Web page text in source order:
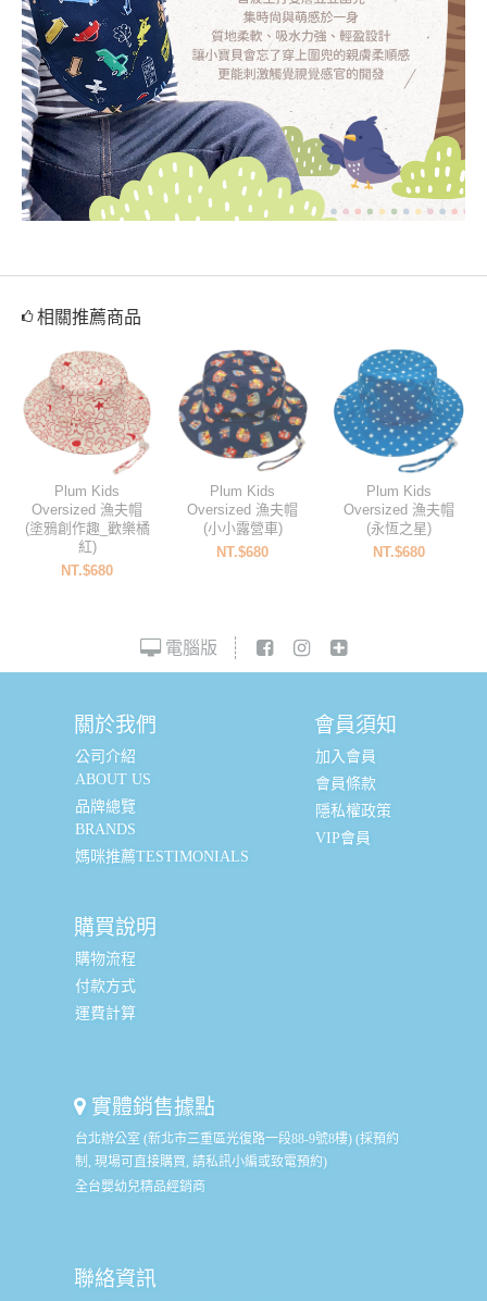
相關推薦商品
Plum Kids
Oversized 漁夫帽
(塗鴉創作趣_歡樂橘
紅)
NT.$680
Plum Kids
Oversized 漁夫帽
(小小露營車)
NT.$680
Plum Kids
Oversized 漁夫帽
(永恆之星)
NT.$680
電腦版
關於我們
公司介紹
ABOUT US
品牌總覽
BRANDS
媽咪推薦TESTIMONIALS
會員須知
加入會員
會員條款
隱私權政策
VIP會員
購買說明
購物流程
付款方式
運費計算
實體銷售據點
台北辦公室 (新北市三重區光復路一段88-9號8樓) (採預約
制, 現場可直接購買, 請私訊小編或致電預約)
全台嬰幼兒精品經銷商
聯絡資訊